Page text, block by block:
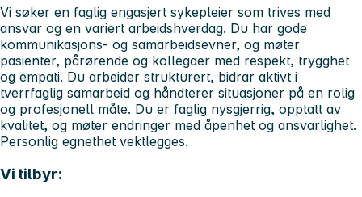
Vi søker en faglig engasjert sykepleier som trives med
ansvar og en variert arbeidshverdag. Du har gode
kommunikasjons- og samarbeidsevner, og møter
pasienter, pårørende og kollegaer med respekt, trygghet
og empati. Du arbeider strukturert, bidrar aktivt i
tverrfaglig samarbeid og håndterer situasjoner på en rolig
og profesjonell måte. Du er faglig nysgjerrig, opptatt av
kvalitet, og møter endringer med åpenhet og ansvarlighet.
Personlig egnethet vektlegges.
Vi tilbyr: